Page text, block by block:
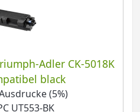
Adler CK-5018K
black
(5%)
UT553-BK